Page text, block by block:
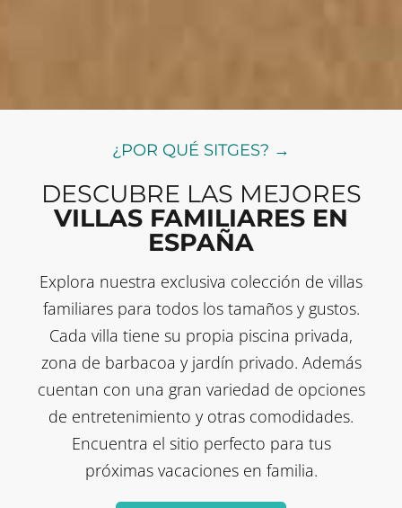
¿POR QUÉ SITGES? →
DESCUBRE LAS MEJORES
VILLAS FAMILIARES EN
ESPAÑA
Explora nuestra exclusiva colección de villas
familiares para todos los tamaños y gustos.
Cada villa tiene su propia piscina privada,
zona de barbacoa y jardín privado. Además
cuentan con una gran variedad de opciones
de entretenimiento y otras comodidades.
Encuentra el sitio perfecto para tus
próximas vacaciones en familia.